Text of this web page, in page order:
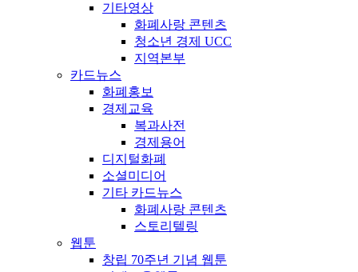
기타영상
화폐사랑 콘텐츠
청소년 경제 UCC
지역본부
카드뉴스
화폐홍보
경제교육
복과사전
경제용어
디지털화폐
소셜미디어
기타 카드뉴스
화폐사랑 콘텐츠
스토리텔링
웹툰
창립 70주년 기념 웹툰